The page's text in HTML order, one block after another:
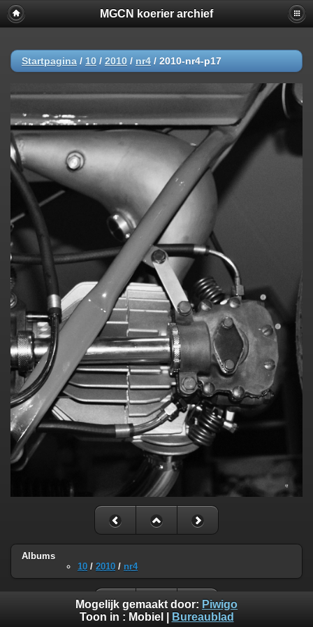
MGCN koerier archief
Startpagina / 10 / 2010 / nr4 / 2010-nr4-p17
Albums
10 / 2010 / nr4
Mogelijk gemaakt door: Piwigo
Toon in : Mobiel Bureaublad